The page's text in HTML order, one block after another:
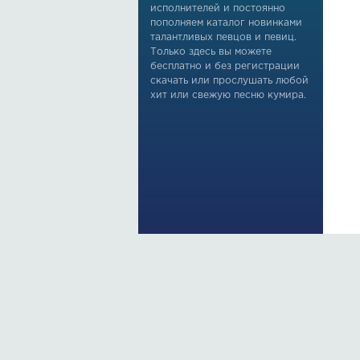
исполнителей и постоянно
пополняем каталог новинками
талантливых певцов и певиц.
Только здесь вы можете
бесплатно и без регистрации
скачать или прослушать любой
хит или свежую песню кумира.